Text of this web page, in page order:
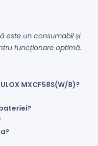
este un consumabil și
funcționare optimă.
MXCF58S(W/B)?